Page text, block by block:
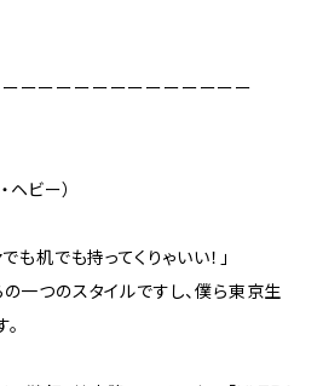
ーーーーーーーーーーーーー
ヘビー）
も机でも持ってくりゃいい！」
一つのスタイルですし、僕ら東京生